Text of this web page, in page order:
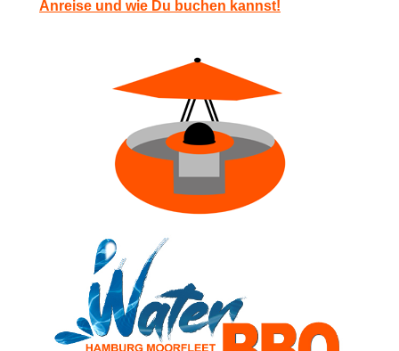
Anreise und wie Du buchen kannst!